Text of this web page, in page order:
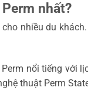
nhất?
nhiều du
nổi tiếng với
thuật Perm